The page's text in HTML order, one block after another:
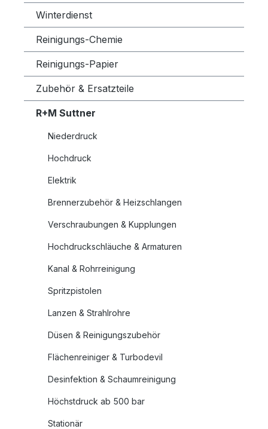
Winterdienst
Reinigungs-Chemie
Reinigungs-Papier
Zubehör & Ersatzteile
R+M Suttner
Niederdruck
Hochdruck
Elektrik
Brennerzubehör & Heizschlangen
Verschraubungen & Kupplungen
Hochdruckschläuche & Armaturen
Kanal & Rohrreinigung
Spritzpistolen
Lanzen & Strahlrohre
Düsen & Reinigungszubehör
Flächenreiniger & Turbodevil
Desinfektion & Schaumreinigung
Höchstdruck ab 500 bar
Stationär